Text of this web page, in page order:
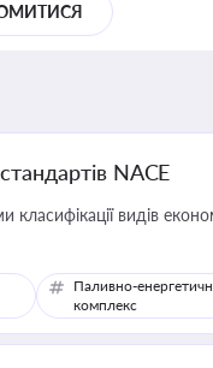
NACE
видів
Паливно-
комплекс